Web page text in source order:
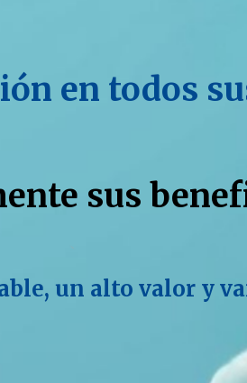
en todos
sus
un alto valor y